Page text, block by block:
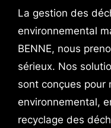
La gestion des
environnemental
BENNE, nous
sérieux. Nos
sont conçues pour
environnemental,
recyclage des